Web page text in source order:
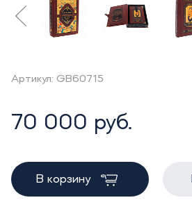
Артикул: GB60715
70 000 руб.
В корзину